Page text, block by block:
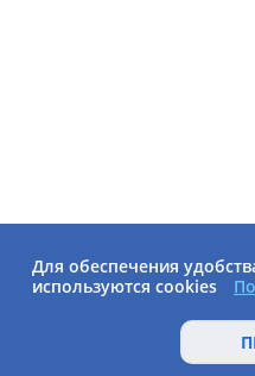
Для обеспечения
используются cookies